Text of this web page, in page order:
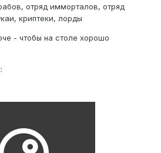
отряд имморталов, отряд
криптеки, лорды
- чтобы на столе хорошо